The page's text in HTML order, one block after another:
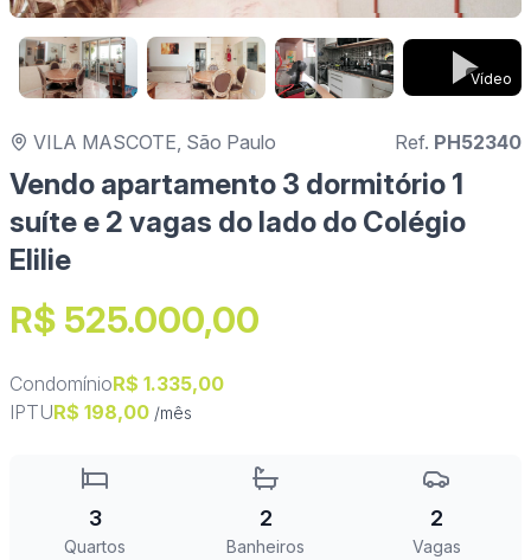
Vídeo
VILA MASCOTE, São Paulo Ref. PH52340
Vendo apartamento 3 dormitório 1
suíte e 2 vagas do lado do Colégio
Elilie
R$ 525.000,00
CondomínioR$ 1.335,00
IPTUR$ 198,00 /mês
3
Quartos
2
Banheiros
2
Vagas